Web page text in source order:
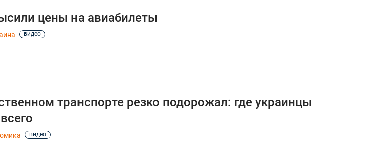
цены на авиабилеты
видео
транспорте резко подорожал: где украинцы
видео